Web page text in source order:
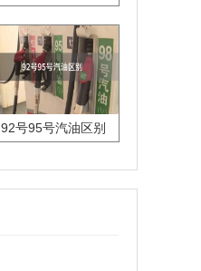
92号95号汽油区别